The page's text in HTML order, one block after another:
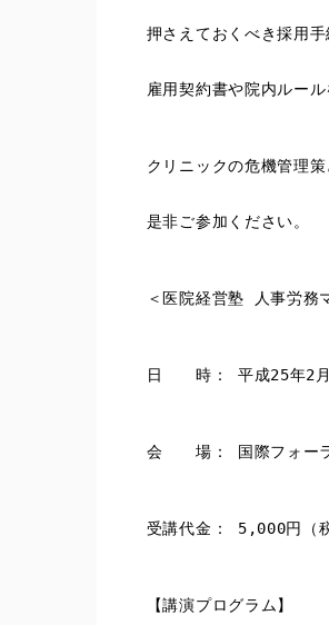
押さえておくべき採用手
雇用契約書や院内ルール
クリニックの危機管理策
是非ご参加ください。
＜医院経営塾 人事労務
日　　時： 平成25年2
会　　場： 国際フォー
受講代金： 5,000円（
【講演プログラム】